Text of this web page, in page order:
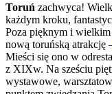
Toruń zachwyca!
każdym kroku,
Poza pięknym i
nową toruńską atrakcję
Mieści się ono w
z XIXw. Na sześciu
wystawowe,